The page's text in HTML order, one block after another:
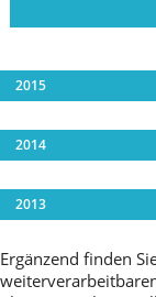
2015
Gschichten aus
2014
Wiener Wildnis -
2013
Die Stadt -
Ergänzend finden